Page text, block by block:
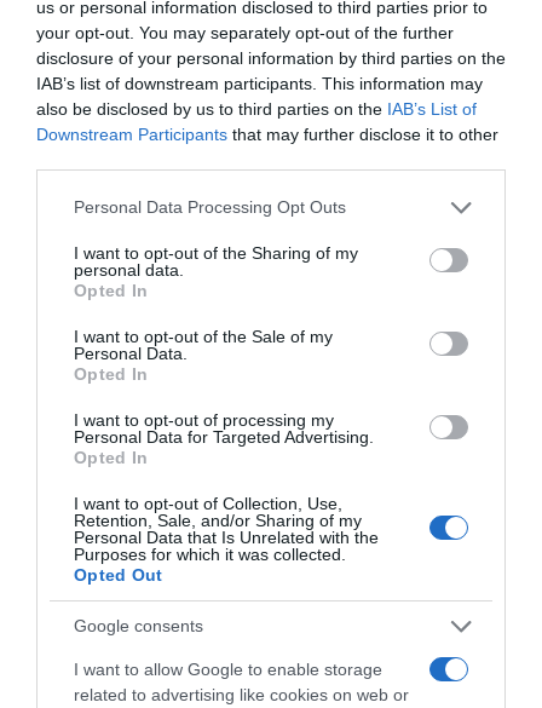
us or personal information disclosed to third parties prior to
your opt-out. You may separately opt-out of the further
disclosure of your personal information by third parties on the
IAB’s list of downstream participants. This information may
also be disclosed by us to third parties on the IAB’s List of
Downstream Participants that may further disclose it to other
Please note that this website/app uses one or more Google
not limited to your visit or usage behaviour. You may click to
grant or deny consent to Google and its third-party tags to
use your data for below specified purposes in below Google
consent section.
Personal Data Processing Opt Outs
I want to opt-out of the Sharing of my
personal data.
Opted In
I want to opt-out of the Sale of my
Personal Data.
Opted In
I want to opt-out of processing my
Personal Data for Targeted Advertising.
Opted In
I want to opt-out of Collection, Use,
Retention, Sale, and/or Sharing of my
Personal Data that Is Unrelated with the
Purposes for which it was collected.
Opted Out
Google consents
I want to allow Google to enable storage
related to advertising like cookies on web or
Megosztás: Facebook Pinterest
Címkék: párkapcsolat ,szakítás,Leonardo
DiCaprio ,új társaság
Korábbi bejegyzések Következő bejegyzés
HASONLÓ BEJEGYZÉSEK